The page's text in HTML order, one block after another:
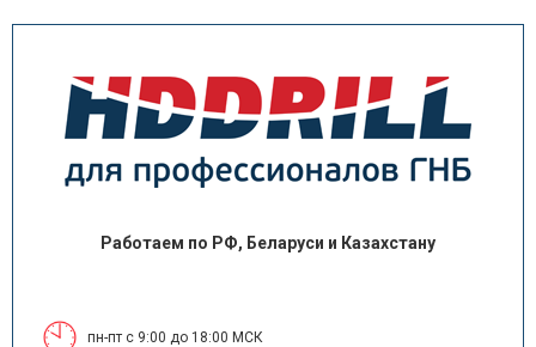
Работаем по РФ, Беларуси и Казахстану
пн-пт с 9:00 до 18:00 МСК